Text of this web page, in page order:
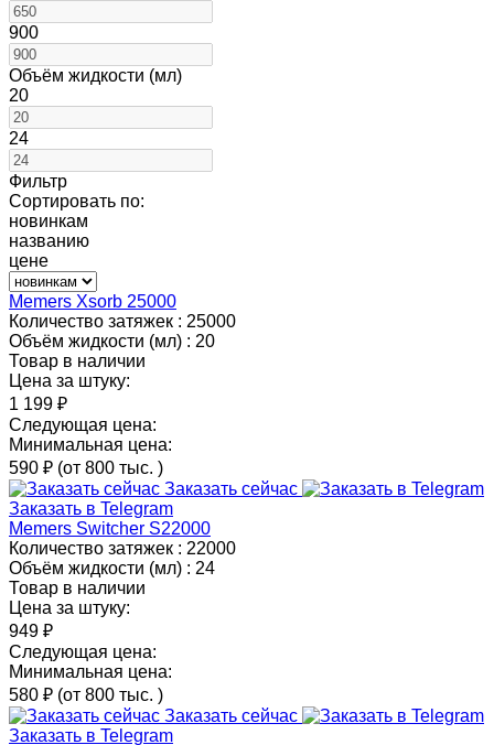
900
Объём жидкости (мл)
20
24
Фильтр
Сортировать по:
новинкам
названию
цене
Memers Xsorb 25000
Количество затяжек : 25000
Объём жидкости (мл) : 20
Товар в наличии
Цена за штуку:
1 199 ₽
Следующая цена:
Минимальная цена:
590 ₽ (от 800 тыс. )
Заказать сейчас
Заказать в Telegram
Memers Switcher S22000
Количество затяжек : 22000
Объём жидкости (мл) : 24
Товар в наличии
Цена за штуку:
949 ₽
Следующая цена:
Минимальная цена:
580 ₽ (от 800 тыс. )
Заказать сейчас
Заказать в Telegram